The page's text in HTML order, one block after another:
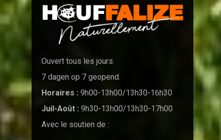
Ouvert tous les jours.
7 dagen op 7 geopend.
Horaires : 9h00-13h00/13h30-16h30
Juil-Août : 9h30-13h00/13h30-17h00
Avec le soutien de :